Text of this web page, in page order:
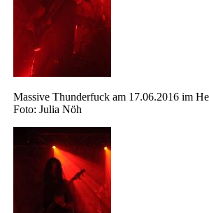
Massive Thunderfuck am 17.06.2016 im
Foto: Julia Nöh